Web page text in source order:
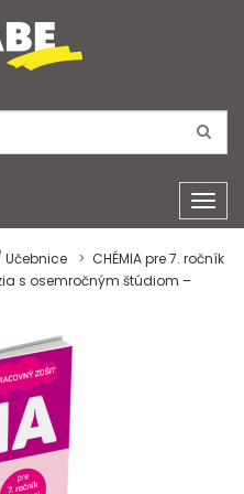
Učebnice
CHÉMIA pre 7. ročník
s osemročným štúdiom –